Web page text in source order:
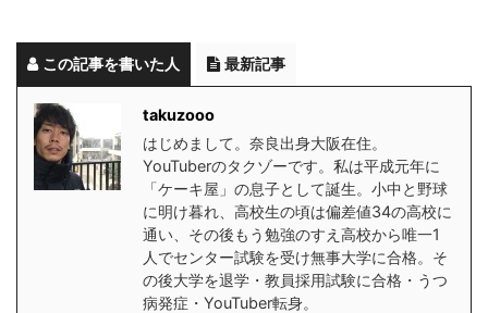
この記事を書いた人 最新記事
takuzooo
はじめまして。奈良出身大阪在住。
YouTuberのタクゾーです。私は平成元年に
「ケーキ屋」の息子として誕生。小中と野球
に明け暮れ、高校生の頃は偏差値34の高校に
通い、その後もう勉強のすえ高校から唯一1
人でセンター試験を受け無事大学に合格。そ
の後大学を退学・教員採用試験に合格・うつ
病発症・YouTuber転身。